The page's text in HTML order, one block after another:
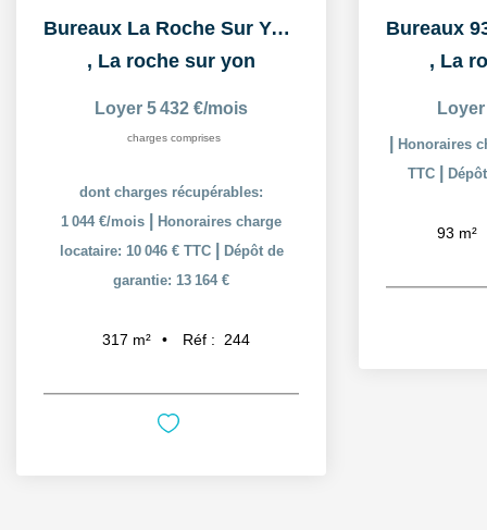
Bureaux La Roche Sur Yon 317 m2
, La roche sur yon
Loyer 5 432 €/mois
charges comprises
dont charges récupérables:
1 044 €/mois
Honoraires charge
locataire: 10 046 € TTC
Dépôt de
garantie: 13 164 €
317 m² Réf : 244
, La
Honoraires
TTC
93 m²